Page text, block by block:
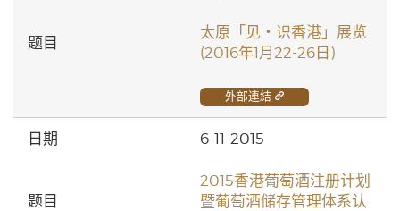
太原「见‧识香港」展览
(2016年1月22-26日)
外部連結
6-11-2015
2015香港葡萄酒注册计划
暨葡萄酒储存管理体系认